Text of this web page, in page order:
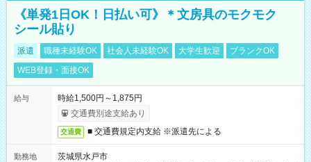
《単発1日OK！日払い可》＊文房具のモクモク
シール貼り
派遣 職種未経験OK 社会人未経験OK 大学生歓迎
ブランクOK
WEB登録・面接OK
給与
時給1,500円～1,875円
交通費別途支給あり
交通費 ■ 交通費規定内支給 ※派遣先による
勤務地
茨城県水戸市